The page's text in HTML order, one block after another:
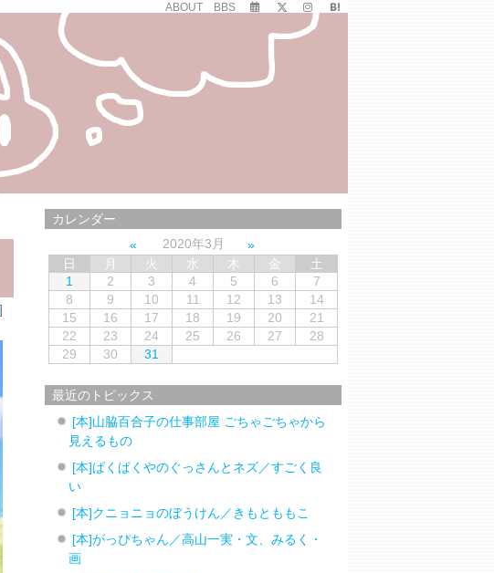
ABOUT BBS
カレンダー
2020年3月
日
月 火 水 木 金
土
1
2 3 4 5 6
7
8
9 10 11 12 13
14
15
16 17 18 19 20
21
22
23 24 25 26 27
28
29
30 31
最近のトピックス
[本]山脇百合子の仕事部屋 ごちゃごちゃから
見えるもの
[本]ぱくぱくやのぐっさんとネズ／すごく良
い
[本]クニョニョのぼうけん／きもとももこ
[本]がっぴちゃん／高山一実・文、みるく・
画